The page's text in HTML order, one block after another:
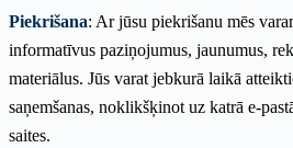
Piekrišana: Ar jūsu piekrišanu mēs
informatīvus paziņojumus, jaunumus,
materiālus. Jūs varat jebkurā laikā
saņemšanas, noklikšķinot uz katrā e-
saites.